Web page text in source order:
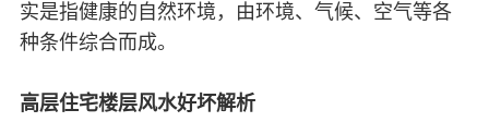
实是指健康的自然环境，由环境、气候、空气等各
种条件综合而成。
高层住宅楼层风水好坏解析